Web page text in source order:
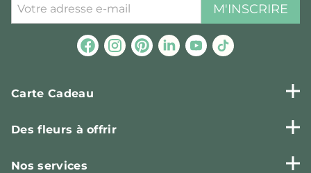
M'INSCRIRE
Carte Cadeau
Des fleurs à offrir
Nos services